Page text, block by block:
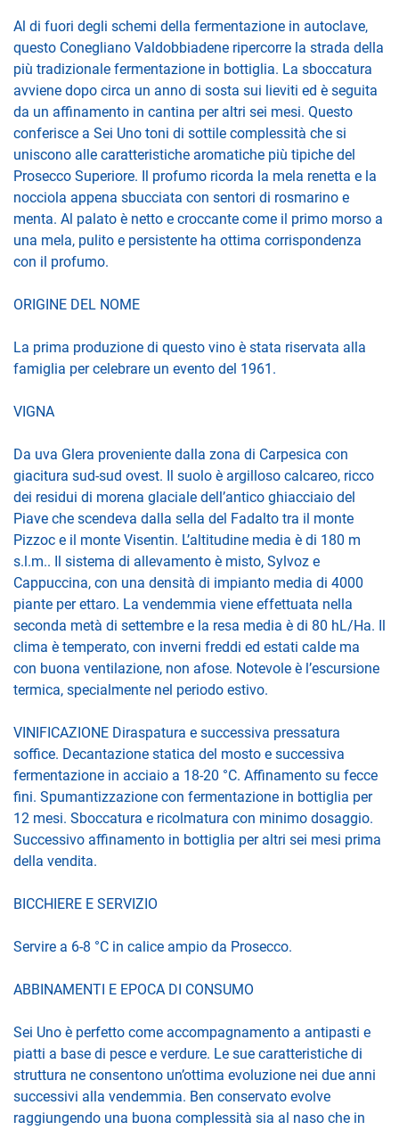
Al di fuori degli schemi della fermentazione in autoclave,
questo Conegliano Valdobbiadene ripercorre la strada della
più tradizionale fermentazione in bottiglia. La sboccatura
avviene dopo circa un anno di sosta sui lieviti ed è seguita
da un affinamento in cantina per altri sei mesi. Questo
conferisce a Sei Uno toni di sottile complessità che si
uniscono alle caratteristiche aromatiche più tipiche del
Prosecco Superiore. Il profumo ricorda la mela renetta e la
nocciola appena sbucciata con sentori di rosmarino e
menta. Al palato è netto e croccante come il primo morso a
una mela, pulito e persistente ha ottima corrispondenza
con il profumo.
ORIGINE DEL NOME
La prima produzione di questo vino è stata riservata alla
famiglia per celebrare un evento del 1961.
VIGNA
Da uva Glera proveniente dalla zona di Carpesica con
giacitura sud-sud ovest. Il suolo è argilloso calcareo, ricco
dei residui di morena glaciale dell’antico ghiacciaio del
Piave che scendeva dalla sella del Fadalto tra il monte
Pizzoc e il monte Visentin. L’altitudine media è di 180 m
s.l.m.. Il sistema di allevamento è misto, Sylvoz e
Cappuccina, con una densità di impianto media di 4000
piante per ettaro. La vendemmia viene effettuata nella
seconda metà di settembre e la resa media è di 80 hL/Ha. Il
clima è temperato, con inverni freddi ed estati calde ma
con buona ventilazione, non afose. Notevole è l’escursione
termica, specialmente nel periodo estivo.
VINIFICAZIONE Diraspatura e successiva pressatura
soffice. Decantazione statica del mosto e successiva
fermentazione in acciaio a 18-20 °C. Affinamento su fecce
fini. Spumantizzazione con fermentazione in bottiglia per
12 mesi. Sboccatura e ricolmatura con minimo dosaggio.
Successivo affinamento in bottiglia per altri sei mesi prima
della vendita.
BICCHIERE E SERVIZIO
Servire a 6-8 °C in calice ampio da Prosecco.
ABBINAMENTI E EPOCA DI CONSUMO
Sei Uno è perfetto come accompagnamento a antipasti e
piatti a base di pesce e verdure. Le sue caratteristiche di
struttura ne consentono un’ottima evoluzione nei due anni
successivi alla vendemmia. Ben conservato evolve
raggiungendo una buona complessità sia al naso che in